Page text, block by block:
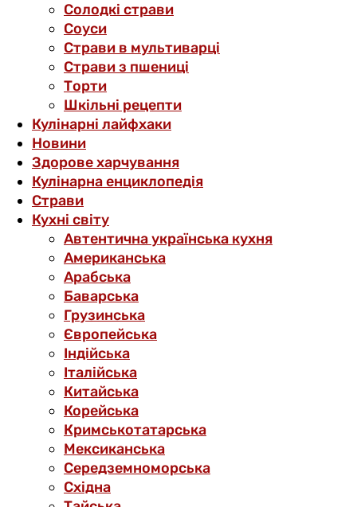
Солодкі страви
Соуси
Страви в мультиварці
Страви з пшениці
Торти
Шкільні рецепти
Кулінарні лайфхаки
Новини
Здорове харчування
Кулінарна енциклопедія
Страви
Кухні світу
Автентична українська кухня
Американська
Арабська
Баварська
Грузинська
Європейська
Індійська
Італійська
Китайська
Корейська
Кримськотатарська
Мексиканська
Середземноморська
Східна